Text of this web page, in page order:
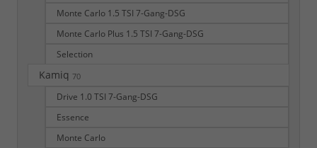
Monte Carlo 1.5 TSI 7-Gang-DSG
Monte Carlo Plus 1.5 TSI 7-Gang-DSG
Selection
Kamiq 70
Drive 1.0 TSI 7-Gang-DSG
Essence
Monte Carlo